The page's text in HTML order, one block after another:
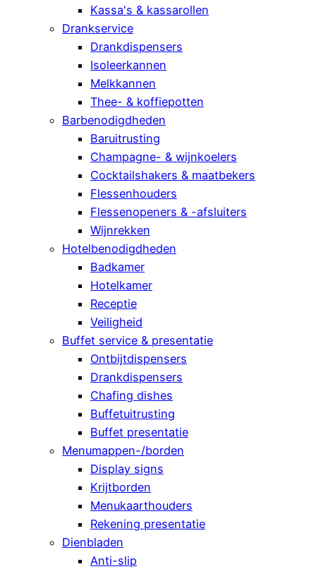
Kassa's & kassarollen
Drankservice
Drankdispensers
Isoleerkannen
Melkkannen
Thee- & koffiepotten
Barbenodigdheden
Baruitrusting
Champagne- & wijnkoelers
Cocktailshakers & maatbekers
Flessenhouders
Flessenopeners & -afsluiters
Wijnrekken
Hotelbenodigdheden
Badkamer
Hotelkamer
Receptie
Veiligheid
Buffet service & presentatie
Ontbijtdispensers
Drankdispensers
Chafing dishes
Buffetuitrusting
Buffet presentatie
Menumappen-/borden
Display signs
Krijtborden
Menukaarthouders
Rekening presentatie
Dienbladen
Anti-slip